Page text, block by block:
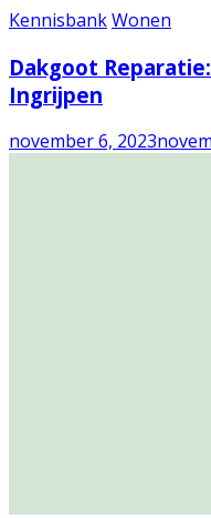
KennisbankWonen
Dakgoot
Ingrijpen
november 6, 2023